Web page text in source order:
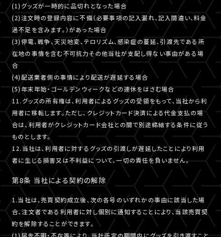
(1)グッズが一時的に品切れとなった場合
(2)注文時の登録内容に不備（必要事項の記入漏れ、記入間違い、料金
過不足を含みます。）があった場合
(3)停電、戦争、天災地変、テロリズム、感染症の蔓延、引渡先である所
在地の事情を含む不可抗力その他当社が支配し得ない事由がある場
合
(4)配送業者側の事情により配送が遅延する場合
(5)年末年始・ゴールデンウィークなどの連休をはさむ場合
11.グッズの所有権は、利用者によるグッズの受領をもって、当社から利
用者に移転します。ただし、クレジットカード決済による代金支払の場
合は、利用者がクレジットカード会社との間で別途締結する条件に従う
ものとします。
12.当社は、利用者に対するグッズの引渡しが遅延したことにより利用
者に生じる損害又は不利益について、一切の責任を負いません。
第8条 当社による契約の解除
1.当社は、売買契約成立後、次の各号のいずれかの事由に該当した場
合、注文者である利用者に対し個別に通知することにより、当該売買契
約を解除することができます。
(1)届先不明・不在等により、当社所定の期間内にグッズを引き渡すこと